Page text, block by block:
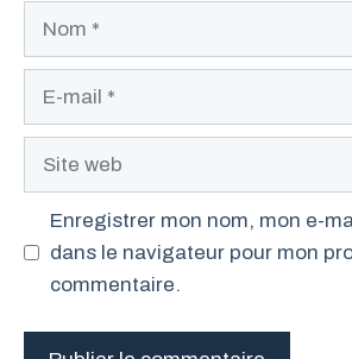
Site
Enregistrer mon nom, mon e-
dans le navigateur pour mon
commentaire.